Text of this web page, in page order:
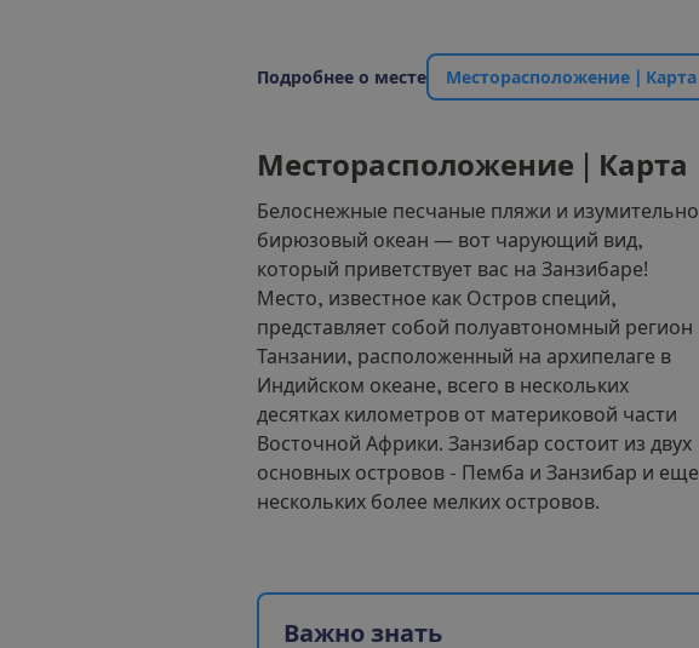
Подробнее о месте Месторасположение Карта
Месторасположение Карта
Белоснежные песчаные пляжи и изумительно
бирюзовый океан — вот чарующий вид,
который приветствует вас на Занзибаре!
Место, известное как Остров специй,
представляет собой полуавтономный регион
Танзании, расположенный на архипелаге в
Индийском океане, всего в нескольких
десятках километров от материковой части
Восточной Африки. Занзибар состоит из двух
основных островов - Пемба и Занзибар и еще
нескольких более мелких островов.
Важно знать